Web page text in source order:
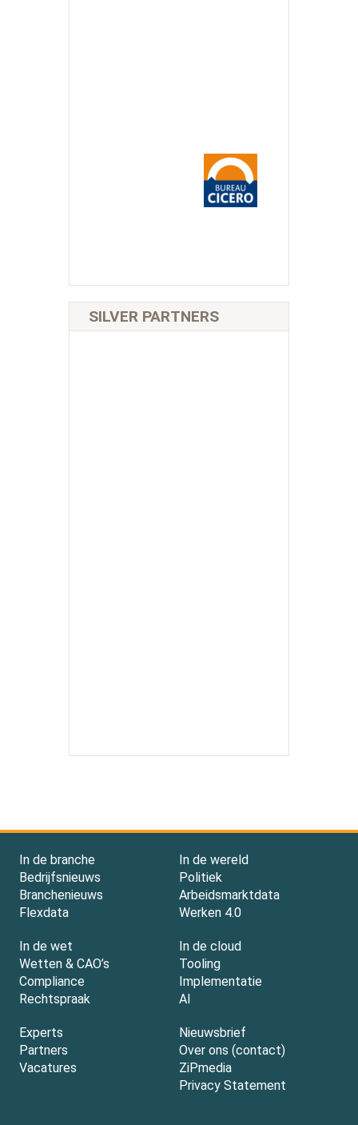
SILVER PARTNERS
In de branche
Bedrijfsnieuws
Branchenieuws
Flexdata
In de wereld
Politiek
Arbeidsmarktdata
Werken 4.0
In de wet
Wetten & CAO’s
Compliance
Rechtspraak
In de cloud
Tooling
Implementatie
AI
Experts
Partners
Vacatures
Nieuwsbrief
Over ons (contact)
ZiPmedia
Privacy Statement